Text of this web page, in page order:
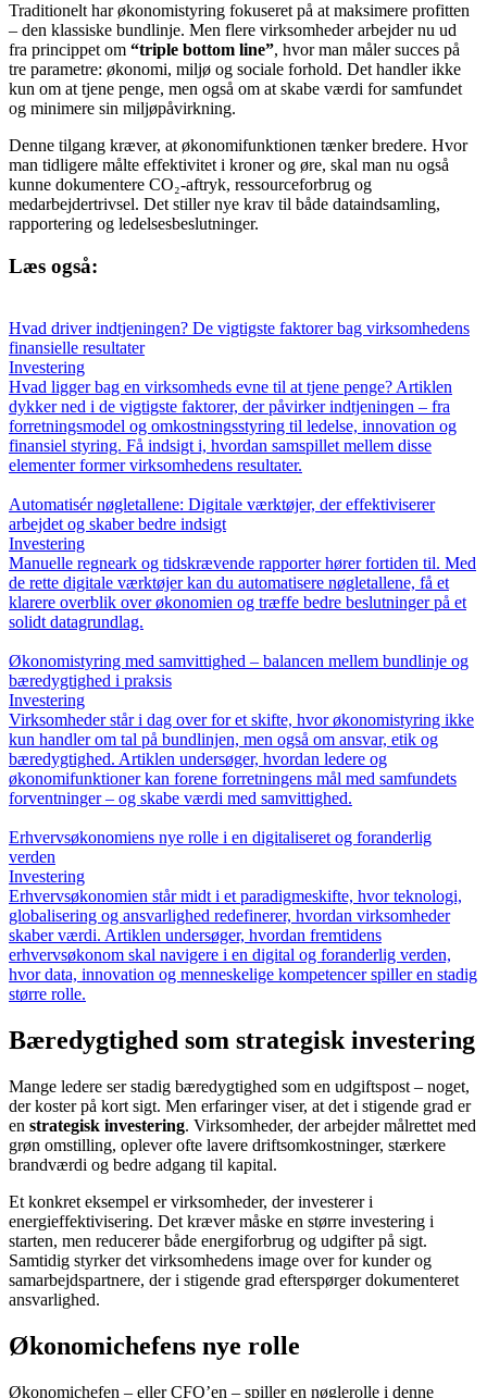
Traditionelt har økonomistyring fokuseret på at maksimere profitten
– den klassiske bundlinje. Men flere virksomheder arbejder nu ud
fra princippet om “triple bottom line”, hvor man måler succes på
tre parametre: økonomi, miljø og sociale forhold. Det handler ikke
kun om at tjene penge, men også om at skabe værdi for samfundet
og minimere sin miljøpåvirkning.
Denne tilgang kræver, at økonomifunktionen tænker bredere. Hvor
man tidligere målte effektivitet i kroner og øre, skal man nu også
kunne dokumentere CO₂-aftryk, ressourceforbrug og
medarbejdertrivsel. Det stiller nye krav til både dataindsamling,
rapportering og ledelsesbeslutninger.
Læs også:
Hvad driver indtjeningen? De vigtigste faktorer bag virksomhedens
finansielle resultater
Investering
Hvad ligger bag en virksomheds evne til at tjene penge? Artiklen
dykker ned i de vigtigste faktorer, der påvirker indtjeningen – fra
forretningsmodel og omkostningsstyring til ledelse, innovation og
finansiel styring. Få indsigt i, hvordan samspillet mellem disse
elementer former virksomhedens resultater.
Automatisér nøgletallene: Digitale værktøjer, der effektiviserer
arbejdet og skaber bedre indsigt
Investering
Manuelle regneark og tidskrævende rapporter hører fortiden til. Med
de rette digitale værktøjer kan du automatisere nøgletallene, få et
klarere overblik over økonomien og træffe bedre beslutninger på et
solidt datagrundlag.
Økonomistyring med samvittighed – balancen mellem bundlinje og
bæredygtighed i praksis
Investering
Virksomheder står i dag over for et skifte, hvor økonomistyring ikke
kun handler om tal på bundlinjen, men også om ansvar, etik og
bæredygtighed. Artiklen undersøger, hvordan ledere og
økonomifunktioner kan forene forretningens mål med samfundets
forventninger – og skabe værdi med samvittighed.
Erhvervsøkonomiens nye rolle i en digitaliseret og foranderlig
verden
Investering
Erhvervsøkonomien står midt i et paradigmeskifte, hvor teknologi,
globalisering og ansvarlighed redefinerer, hvordan virksomheder
skaber værdi. Artiklen undersøger, hvordan fremtidens
erhvervsøkonom skal navigere i en digital og foranderlig verden,
hvor data, innovation og menneskelige kompetencer spiller en stadig
større rolle.
Bæredygtighed som strategisk investering
Mange ledere ser stadig bæredygtighed som en udgiftspost – noget,
der koster på kort sigt. Men erfaringer viser, at det i stigende grad er
en strategisk investering. Virksomheder, der arbejder målrettet med
grøn omstilling, oplever ofte lavere driftsomkostninger, stærkere
brandværdi og bedre adgang til kapital.
Et konkret eksempel er virksomheder, der investerer i
energieffektivisering. Det kræver måske en større investering i
starten, men reducerer både energiforbrug og udgifter på sigt.
Samtidig styrker det virksomhedens image over for kunder og
samarbejdspartnere, der i stigende grad efterspørger dokumenteret
ansvarlighed.
Økonomichefens nye rolle
Økonomichefen – eller CFO’en – spiller en nøglerolle i denne